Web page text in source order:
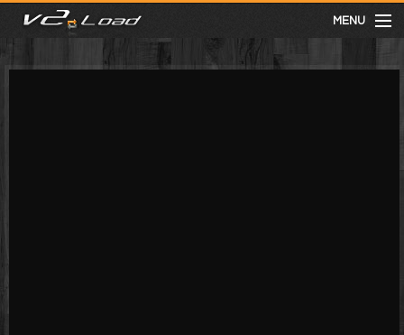
MENU
meist gesehen